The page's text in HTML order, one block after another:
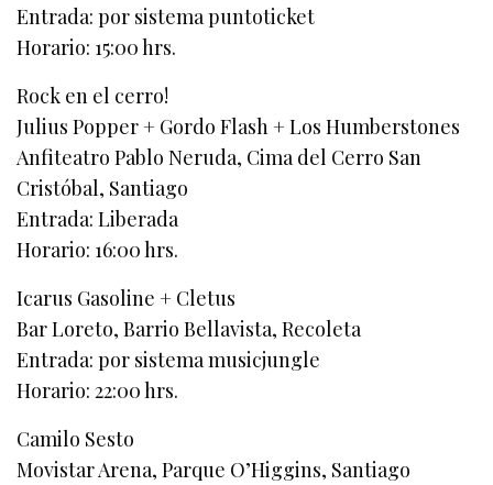
Entrada: por sistema puntoticket
Horario: 15:00 hrs.
Rock en el cerro!
Julius Popper + Gordo Flash + Los Humberstones
Anfiteatro Pablo Neruda, Cima del Cerro San
Cristóbal, Santiago
Entrada: Liberada
Horario: 16:00 hrs.
Icarus Gasoline + Cletus
Bar Loreto, Barrio Bellavista, Recoleta
Entrada: por sistema musicjungle
Horario: 22:00 hrs.
Camilo Sesto
Movistar Arena, Parque O’Higgins, Santiago